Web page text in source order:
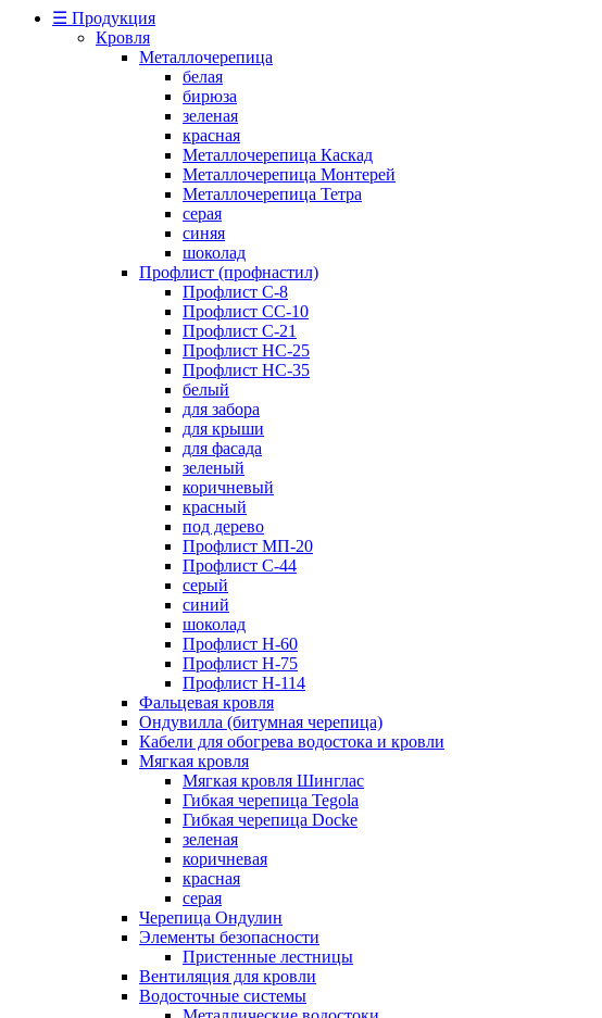
☰ Продукция
Кровля
Металлочерепица
белая
бирюза
зеленая
красная
Металлочерепица Каскад
Металлочерепица Монтерей
Металлочерепица Тетра
серая
синяя
шоколад
Профлист (профнастил)
Профлист С-8
Профлист СС-10
Профлист C-21
Профлист НС-25
Профлист НС-35
белый
для забора
для крыши
для фасада
зеленый
коричневый
красный
под дерево
Профлист МП-20
Профлист С-44
серый
синий
шоколад
Профлист Н-60
Профлист Н-75
Профлист H-114
Фальцевая кровля
Ондувилла (битумная черепица)
Кабели для обогрева водостока и кровли
Мягкая кровля
Мягкая кровля Шинглас
Гибкая черепица Tegola
Гибкая черепица Docke
зеленая
коричневая
красная
серая
Черепица Ондулин
Элементы безопасности
Пристенные лестницы
Вентиляция для кровли
Водосточные системы